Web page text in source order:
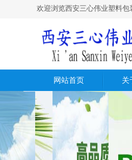
欢迎浏览西安三心伟业塑料
网站首页 关